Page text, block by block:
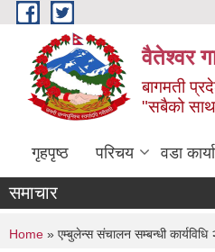
Skip to main content
वैतेश्वर
बागमती
"सबैको
गृहपृष्ठ परिचय वडा
समाचार
You are here
Home » एम्बुलेन्स संचालन सम्बन्धी